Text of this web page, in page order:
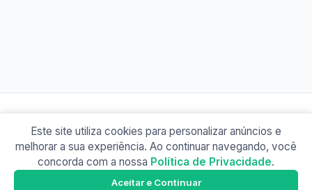
© 2026 Busão BR
Sobre Contato Política de Privacidade
Este site utiliza cookies para personalizar anúncios e
melhorar a sua experiência. Ao continuar navegando, você
concorda com a nossa Política de Privacidade.
Aceitar e Continuar